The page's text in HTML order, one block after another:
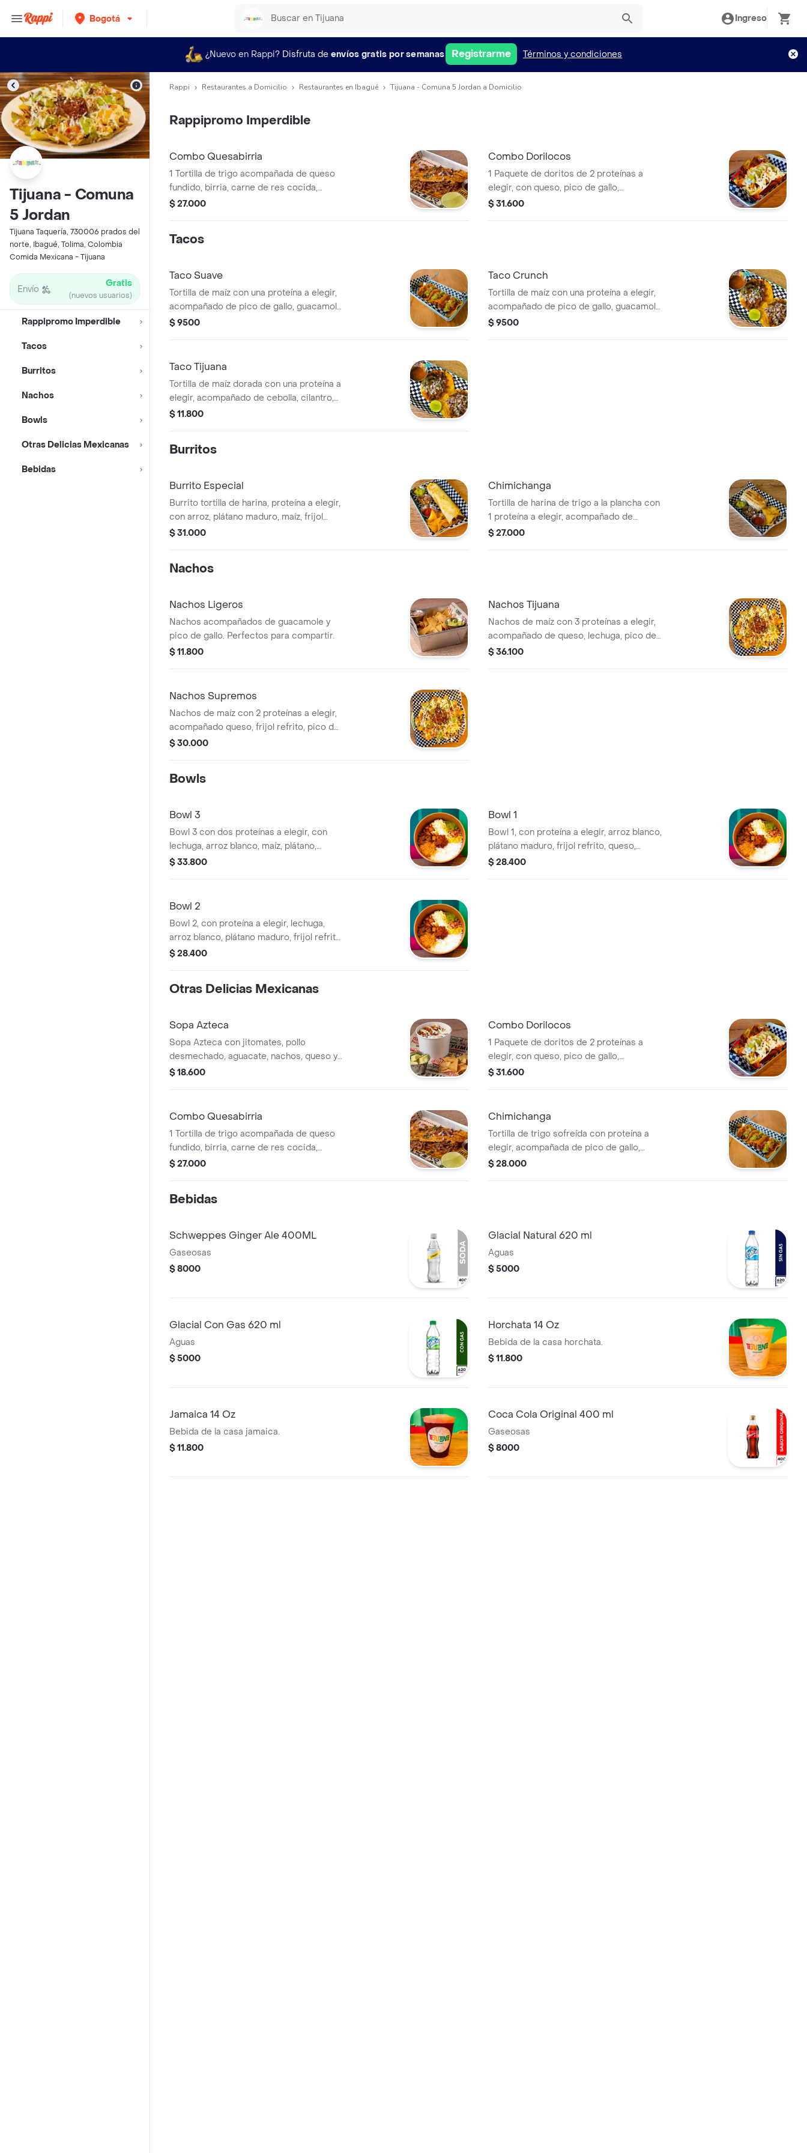
Bogotá Ingreso
¿Nuevo en Rappi? Disfruta de envíos gratis por semanas Registrarme Términos y condiciones
Tijuana - Comuna
5 Jordan
Tijuana Taquería, 730006 prados del
norte, Ibagué, Tolima, Colombia
Comida Mexicana - Tijuana
Envío Gratis
(nuevos usuarios)
Rappipromo Imperdible
Tacos
Burritos
Nachos
Bowls
Otras Delicias Mexicanas
Bebidas
Rappi Restaurantes a Domicilio Restaurantes en Ibagué Tijuana - Comuna 5 Jordan a Domicilio
Rappipromo Imperdible
Combo Quesabirria
1 Tortilla de trigo acompañada de queso
fundido, birria, carne de res cocida,
chiles secos, con caldo, cebolla, cilantro y
$ 27.000
Combo Dorilocos
1 Paquete de doritos de 2 proteínas a
elegir, con queso, pico de gallo,
guacamole y crema agria., mas Coca Cola
$ 31.600
Tacos
Taco Suave
Tortilla de maíz con una proteína a elegir,
acompañado de pico de gallo, guacamole
y picante.
$ 9500
Taco Crunch
Tortilla de maíz con una proteína a elegir,
acompañado de pico de gallo, guacamole
y picante.
$ 9500
Taco Tijuana
Tortilla de maíz dorada con una proteína a
elegir, acompañado de cebolla, cilantro,
limón y picante.
$ 11.800
Burritos
Burrito Especial
Burrito tortilla de harina, proteína a elegir,
con arroz, plátano maduro, maíz, frijol
refrito, queso, crema agria, guacamole,
$ 31.000
Chimichanga
Tortilla de harina de trigo a la plancha con
1 proteína a elegir, acompañado de
nachos, frijol refrito, guacamole, pico de
$ 27.000
Nachos
Nachos Ligeros
Nachos acompañados de guacamole y
pico de gallo. Perfectos para compartir.
$ 11.800
Nachos Tijuana
Nachos de maíz con 3 proteínas a elegir,
acompañado de queso, lechuga, pico de
gallo, guacamole, crema agria y sour
$ 36.100
Nachos Supremos
Nachos de maíz con 2 proteínas a elegir,
acompañado queso, frijol refrito, pico de
gallo y guacamole.
$ 30.000
Bowls
Bowl 3
Bowl 3 con dos proteínas a elegir, con
lechuga, arroz blanco, maíz, plátano,
maduro, frijol refrito, queso, crema agria,
$ 33.800
Bowl 1
Bowl 1, con proteína a elegir, arroz blanco,
plátano maduro, frijol refrito, queso,
crema agria, guacamole, pico de gallo.
$ 28.400
Bowl 2
Bowl 2, con proteína a elegir, lechuga,
arroz blanco, plátano maduro, frijol refrito,
queso, crema agria, guacamole, pico de
$ 28.400
Otras Delicias Mexicanas
Sopa Azteca
Sopa Azteca con jitomates, pollo
desmechado, aguacate, nachos, queso y
pico de gallo. Preparación a elegir.
$ 18.600
Combo Dorilocos
1 Paquete de doritos de 2 proteínas a
elegir, con queso, pico de gallo,
guacamole y crema agria., mas Coca Cola
$ 31.600
Combo Quesabirria
1 Tortilla de trigo acompañada de queso
fundido, birria, carne de res cocida,
chiles secos, con caldo, cebolla, cilantro y
$ 27.000
Chimichanga
Tortilla de trigo sofreída con proteína a
elegir, acompañada de pico de gallo,
guacamole y picante.
$ 28.000
Bebidas
Schweppes Ginger Ale 400ML
Gaseosas
$ 8000
Glacial Natural 620 ml
Aguas
$ 5000
Glacial Con Gas 620 ml
Aguas
$ 5000
Horchata 14 Oz
Bebida de la casa horchata.
$ 11.800
Jamaica 14 Oz
Bebida de la casa jamaica.
$ 11.800
Coca Cola Original 400 ml
Gaseosas
$ 8000